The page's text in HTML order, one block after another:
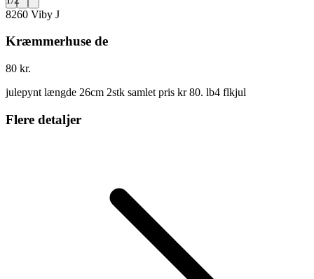
8260 Viby J
Kræmmerhuse de
80 kr.
julepynt længde 26cm 2stk samlet pris kr 80. lb4 flkjul
Flere detaljer